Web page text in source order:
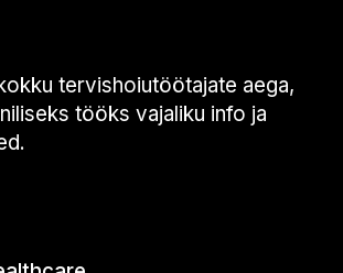
tervishoiutöötajate aega,
tööks vajaliku info ja